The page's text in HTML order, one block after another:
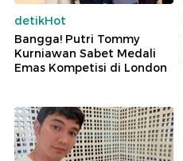
detikHot
Bangga! Putri Tommy
Kurniawan Sabet Medali
Emas Kompetisi di London